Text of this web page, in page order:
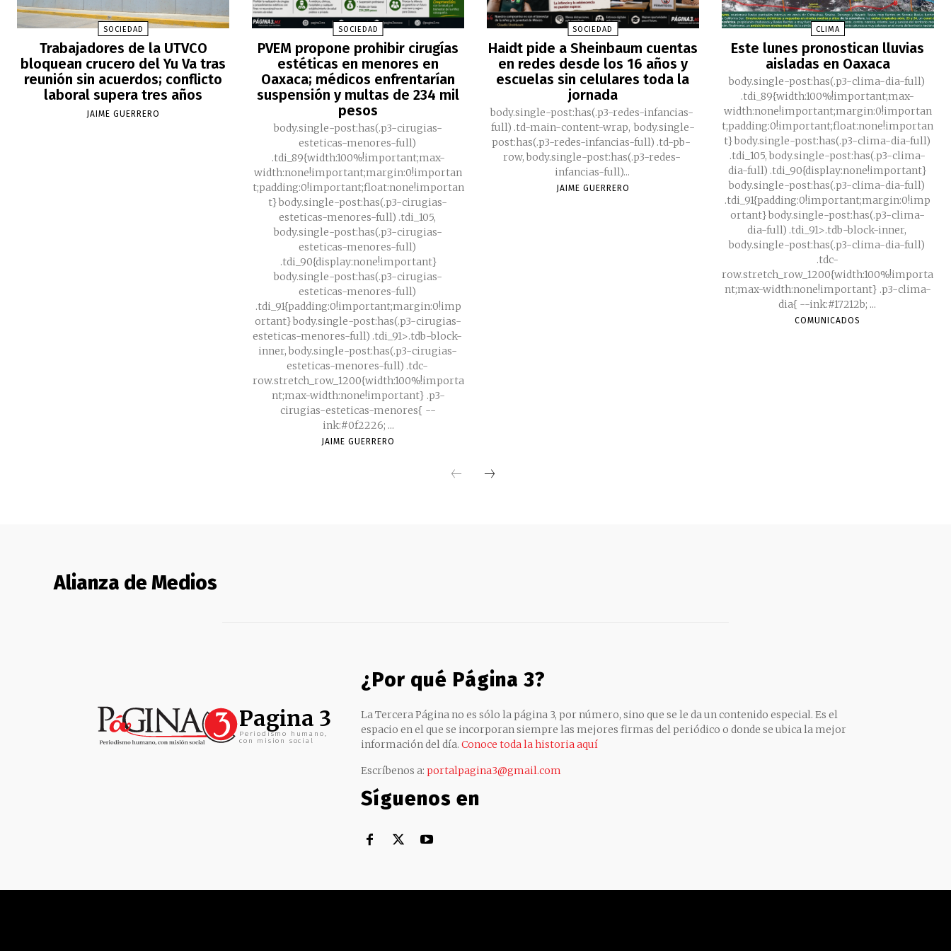
SOCIEDAD
Trabajadores de la UTVCO
bloquean crucero del Yu Va tras
reunión sin acuerdos; conflicto
laboral supera tres años
JAIME GUERRERO
SOCIEDAD
PVEM propone prohibir cirugías
estéticas en menores en
Oaxaca; médicos enfrentarían
suspensión y multas de 234 mil
pesos
body.single-post:has(.p3-cirugias-
esteticas-menores-full)
.tdi_89{width:100%!important;max-
width:none!important;margin:0!importan
t;padding:0!important;float:none!importan
t} body.single-post:has(.p3-cirugias-
esteticas-menores-full) .tdi_105,
body.single-post:has(.p3-cirugias-
esteticas-menores-full)
.tdi_90{display:none!important}
body.single-post:has(.p3-cirugias-
esteticas-menores-full)
.tdi_91{padding:0!important;margin:0!imp
ortant} body.single-post:has(.p3-cirugias-
esteticas-menores-full) .tdi_91>.tdb-block-
inner, body.single-post:has(.p3-cirugias-
esteticas-menores-full) .tdc-
row.stretch_row_1200{width:100%!importa
nt;max-width:none!important} .p3-
cirugias-esteticas-menores{ --
ink:#0f2226; ...
JAIME GUERRERO
SOCIEDAD
Haidt pide a Sheinbaum cuentas
en redes desde los 16 años y
escuelas sin celulares toda la
jornada
body.single-post:has(.p3-redes-infancias-
full) .td-main-content-wrap, body.single-
post:has(.p3-redes-infancias-full) .td-pb-
row, body.single-post:has(.p3-redes-
infancias-full)...
JAIME GUERRERO
CLIMA
Este lunes pronostican lluvias
aisladas en Oaxaca
body.single-post:has(.p3-clima-dia-full)
.tdi_89{width:100%!important;max-
width:none!important;margin:0!importan
t;padding:0!important;float:none!importan
t} body.single-post:has(.p3-clima-dia-full)
.tdi_105, body.single-post:has(.p3-clima-
dia-full) .tdi_90{display:none!important}
body.single-post:has(.p3-clima-dia-full)
.tdi_91{padding:0!important;margin:0!imp
ortant} body.single-post:has(.p3-clima-
dia-full) .tdi_91>.tdb-block-inner,
body.single-post:has(.p3-clima-dia-full)
.tdc-
row.stretch_row_1200{width:100%!importa
nt;max-width:none!important} .p3-clima-
dia{ --ink:#17212b; ...
COMUNICADOS
Alianza de Medios
Pagina 3
Periodismo humano,
con mision social
¿Por qué Página 3?
La Tercera Página no es sólo la página 3, por número, sino que se le da un contenido especial. Es el
espacio en el que se incorporan siempre las mejores firmas del periódico o donde se ubica la mejor
información del día. Conoce toda la historia aquí
Escríbenos a: portalpagina3@gmail.com
Síguenos en